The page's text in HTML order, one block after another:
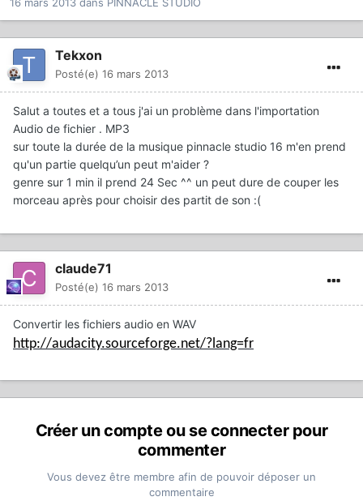
16 mars 2013 dans PINNACLE STUDIO
Tekxon
Posté(e) 16 mars 2013
Salut a toutes et a tous j'ai un problème dans l'importation
Audio de fichier . MP3
sur toute la durée de la musique pinnacle studio 16 m'en prend
qu'un partie quelqu’un peut m'aider ?
genre sur 1 min il prend 24 Sec ^^ un peut dure de couper les
morceau après pour choisir des partit de son :(
claude71
Posté(e) 16 mars 2013
Convertir les fichiers audio en WAV
http://audacity.sourceforge.net/?lang=fr
Créer un compte ou se connecter pour
commenter
Vous devez être membre afin de pouvoir déposer un
commentaire